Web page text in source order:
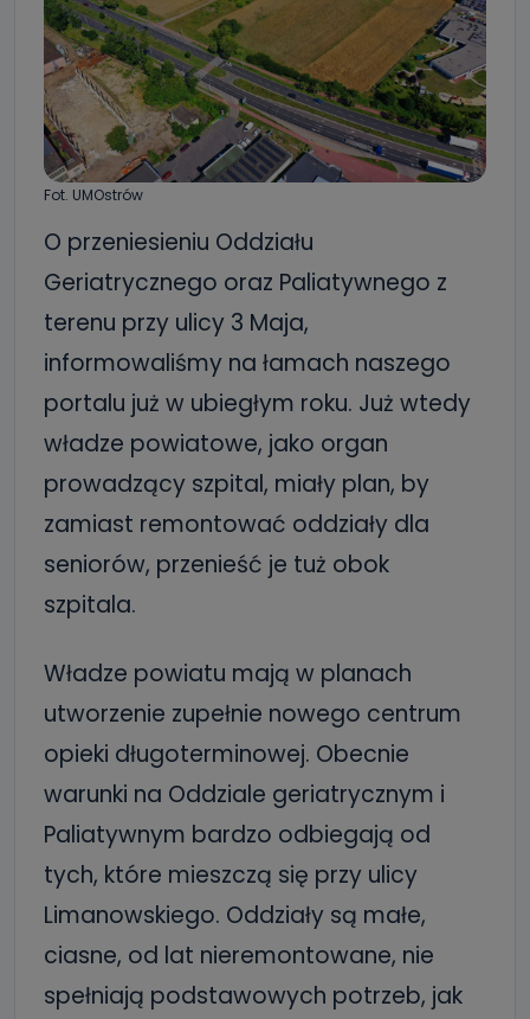
Fot. UMOstrów
O przeniesieniu Oddziału
Geriatrycznego oraz Paliatywnego z
terenu przy ulicy 3 Maja,
informowaliśmy na łamach naszego
portalu już w ubiegłym roku. Już wtedy
władze powiatowe, jako organ
prowadzący szpital, miały plan, by
zamiast remontować oddziały dla
seniorów, przenieść je tuż obok
szpitala.
Władze powiatu mają w planach
utworzenie zupełnie nowego centrum
opieki długoterminowej. Obecnie
warunki na Oddziale geriatrycznym i
Paliatywnym bardzo odbiegają od
tych, które mieszczą się przy ulicy
Limanowskiego. Oddziały są małe,
ciasne, od lat nieremontowane, nie
spełniają podstawowych potrzeb, jak